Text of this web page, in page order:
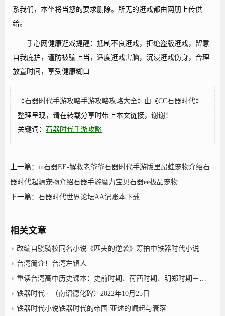
系我们，本坐将当您的要求删除。所无的逛戏都由网朋上传供
给。
手心网健康逛戏提醒：抵制不良逛戏，拒绝盗版逛戏，留意
自我庇护，谨防被骗上当，适度逛戏害脑，沉浸逛戏伤身，合理
放置时间，享受健康糊口
《石器时代手游攻略手游攻略攻略大全》由《CC石器时代》
整理呈现，请在转载分享时带上本文链接，谢谢！
关键词： 石器时代手游攻略
上一篇： in石器EE-解救老爷爷石器时代手游版里昂蛙宠物介绍石
器时代起源宠物介绍石器手游魔力宝贝石器ee极品宠物
下一篇： 石器时代世界论坛AA记账本下载
相关文章
改编自骁骑校同名小说《匹夫的逆袭》筹拍中铁器时代小说
台湾简介！台湾左镇人
重读台湾高中历史课本：史前时期、荷西时期、明郑时期－事件年表2022年10月25日台湾左镇人
铁器时代 · （南诏德化碑）2022年10月25日
铁器时代小说铁器时代的帝国 亚述的崛起与衰落